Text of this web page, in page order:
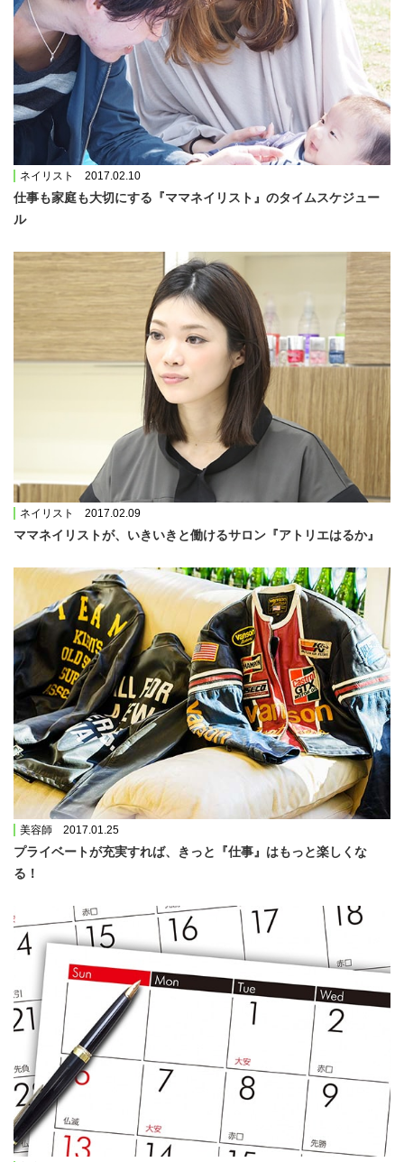
ネイリスト 2017.02.10
仕事も家庭も大切にする『ママネイリスト』のタイムスケジュー
ル
ネイリスト 2017.02.09
ママネイリストが、いきいきと働けるサロン『アトリエはるか』
美容師 2017.01.25
プライベートが充実すれば、きっと『仕事』はもっと楽しくな
る！